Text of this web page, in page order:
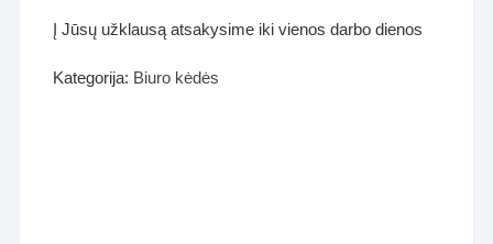
Į Jūsų užklausą atsakysime iki vienos darbo dienos
Kategorija: Biuro kėdės